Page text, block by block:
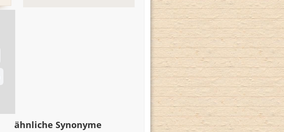
ähnliche Synonyme